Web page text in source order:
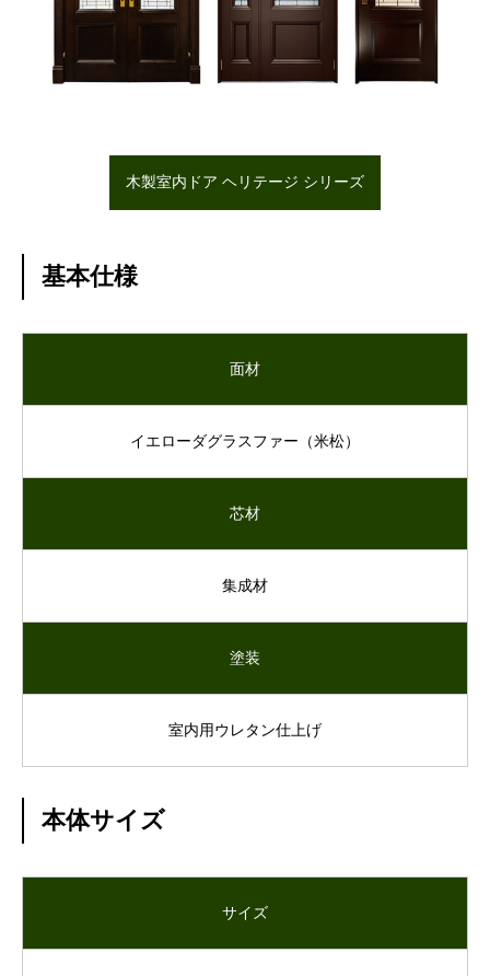
木製室内ドア ヘリテージ シリーズ
基本仕様
面材
イエローダグラスファー（米松）
芯材
集成材
塗装
室内用ウレタン仕上げ
本体サイズ
サイズ